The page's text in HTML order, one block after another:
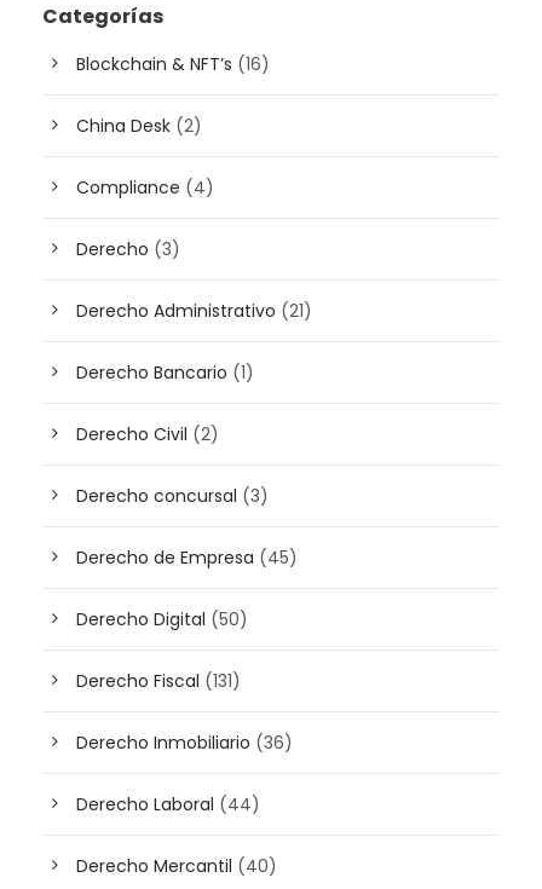
Categorías
Blockchain & NFT’s (16)
China Desk (2)
Compliance (4)
Derecho (3)
Derecho Administrativo (21)
Derecho Bancario (1)
Derecho Civil (2)
Derecho concursal (3)
Derecho de Empresa (45)
Derecho Digital (50)
Derecho Fiscal (131)
Derecho Inmobiliario (36)
Derecho Laboral (44)
Derecho Mercantil (40)